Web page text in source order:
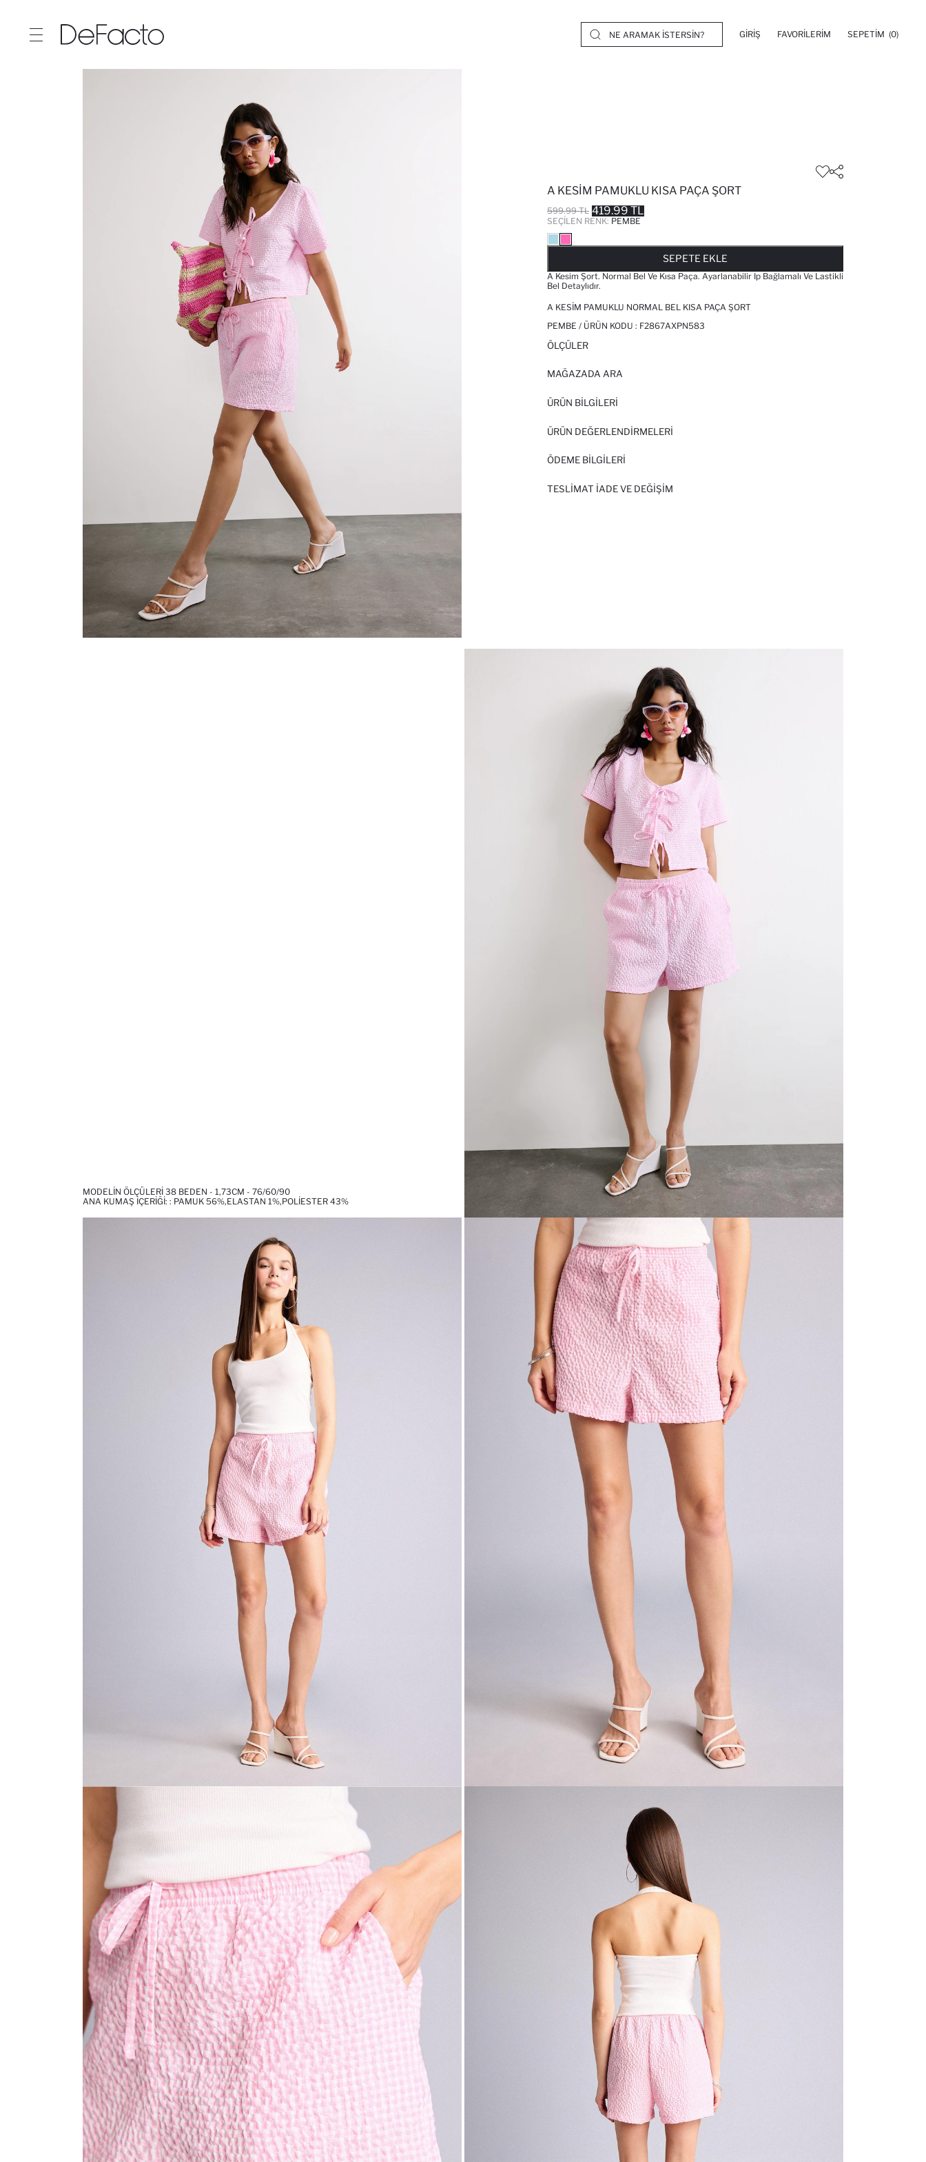
GIRIŞ FAVORILERIM SEPETIM (0)
A KESIM PAMUKLU KISA PAÇA ŞORT
599.99 TL 419.99 TL
SEÇILEN RENK: PEMBE
SEPETE EKLE
A Kesim Şort. Normal Bel Ve Kısa Paça. Ayarlanabilir Ip Bağlamalı Ve Lastikli
Bel Detaylıdır.
A KESIM PAMUKLU NORMAL BEL KISA PAÇA ŞORT
PEMBE / ÜRÜN KODU : F2867AXPN583
ÖLÇÜLER
MAĞAZADA ARA
ÜRÜN BILGILERI
ÜRÜN DEĞERLENDİRMELERİ
ÖDEME BİLGİLERİ
TESLIMAT İADE VE DEĞIŞIM
MODELIN ÖLÇÜLERI 38 BEDEN - 1,73CM - 76/60/90
ANA KUMAŞ İÇERIĞI: : PAMUK 56%,ELASTAN 1%,POLIESTER 43%